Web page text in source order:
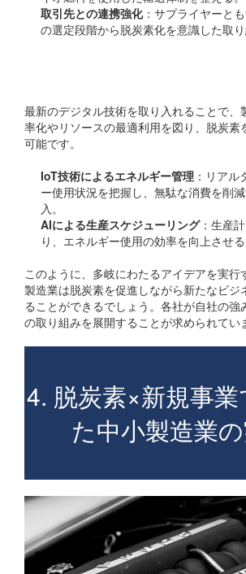
取引先との連携強化：サプライヤーと
の選定段階から脱炭素化を意識した取り
最新のデジタル技術を取り入れることで、
率化やリソースの最適利用を図り、脱炭素
可能です。
IoT技術によるエネルギー管理 ：リア
ー使用状況を把握し、無駄な消費を削
入。
AIによる生産スケジューリング：生産
り、エネルギー使用の効率を向上させる
このように、多岐にわたるアイデアを実行
製造業は脱炭素を促進しながら新たなビジ
ることができるでしょう。各社が自社の強
の取り組みを展開することが求められてい
4. 脱炭素×新規事業
た中小製造業